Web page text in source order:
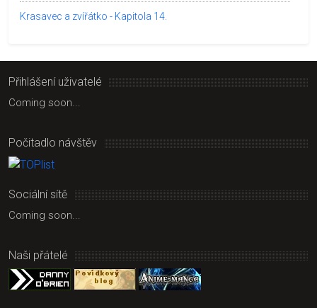
Krasavec a zvířátko - Kapitola 14.
Přihlášení uživatelé
Coming soon...
Počitadlo návštěv
Sociální sítě
Coming soon...
Naši přátelé